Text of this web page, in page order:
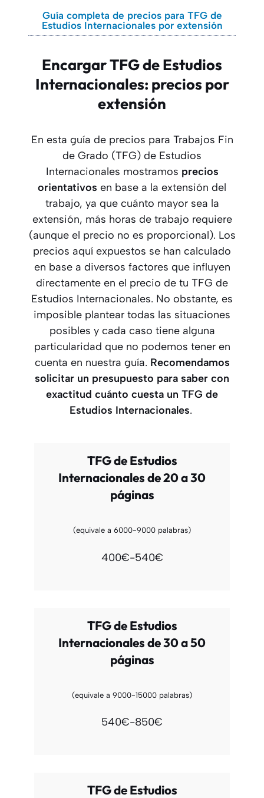
Guía completa de precios para TFG de
Estudios Internacionales por extensión
Encargar TFG de Estudios
Internacionales: precios por
extensión
En esta guía de precios para Trabajos Fin
de Grado (TFG) de Estudios
Internacionales mostramos precios
orientativos en base a la extensión del
trabajo, ya que cuánto mayor sea la
extensión, más horas de trabajo requiere
(aunque el precio no es proporcional). Los
precios aquí expuestos se han calculado
en base a diversos factores que influyen
directamente en el precio de tu TFG de
Estudios Internacionales. No obstante, es
imposible plantear todas las situaciones
posibles y cada caso tiene alguna
particularidad que no podemos tener en
cuenta en nuestra guía. Recomendamos
solicitar un presupuesto para saber con
exactitud cuánto cuesta un TFG de
Estudios Internacionales.
TFG de Estudios
Internacionales de 20 a 30
páginas
(equivale a 6000-9000 palabras)
400€-540€
TFG de Estudios
Internacionales de 30 a 50
páginas
(equivale a 9000-15000 palabras)
540€-850€
TFG de Estudios